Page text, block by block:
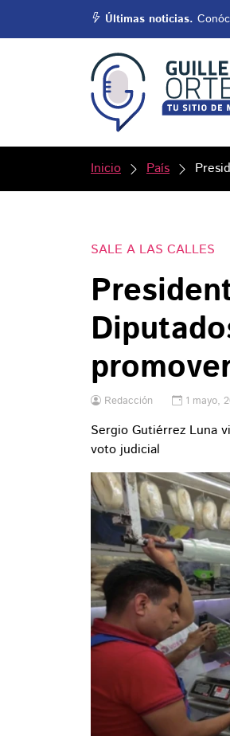
Últimas noticias.
Inicio País
SALE A LAS CALLES
Redacción 1 mayo,
Sergio Gutiérrez Luna
voto judicial